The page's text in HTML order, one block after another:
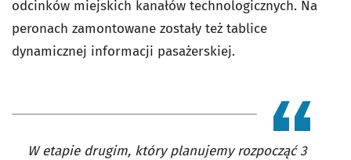
odcinków miejskich kanałów technologicznych. Na
peronach zamontowane zostały też tablice
dynamicznej informacji pasażerskiej.
W etapie drugim, który planujemy rozpocząć 3